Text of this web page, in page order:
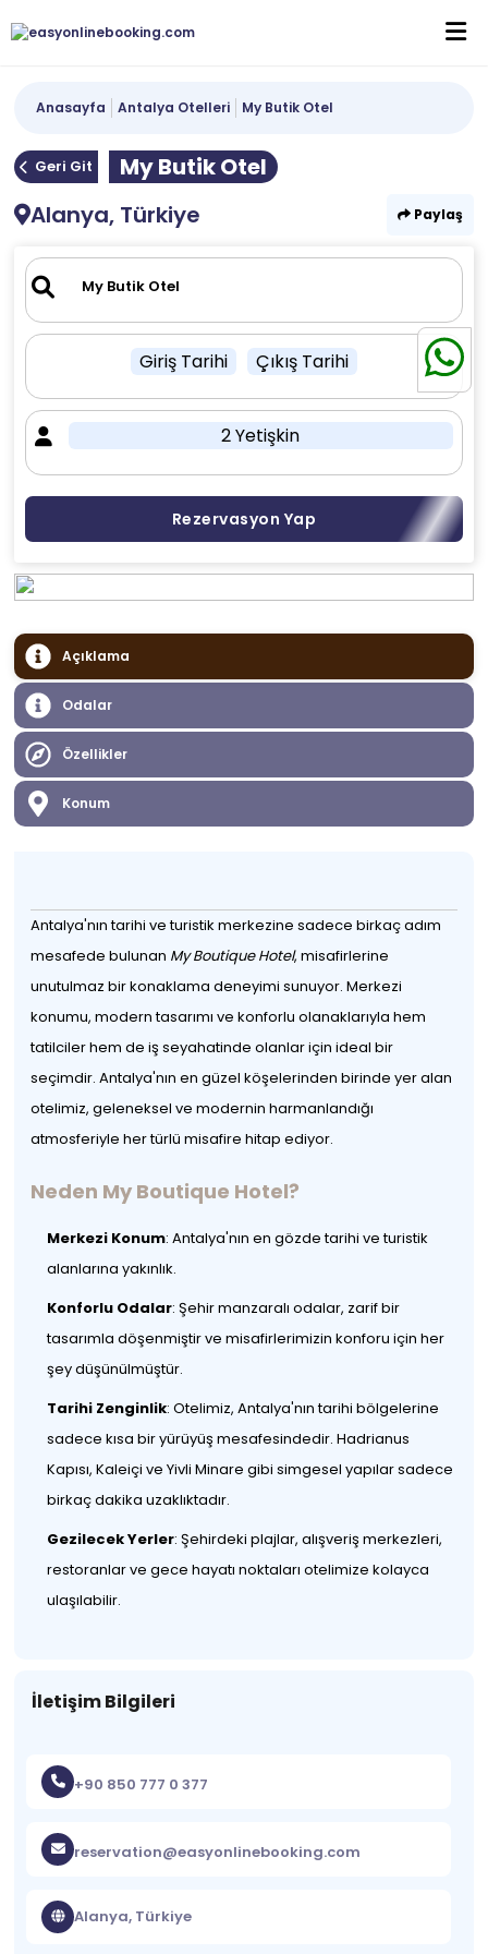
Anasayfa Antalya Otelleri My Butik Otel
Geri Git
My Butik Otel
Alanya, Türkiye
Paylaş
Giriş Tarihi Çıkış Tarihi
2 Yetişkin
Rezervasyon Yap
Açıklama
Odalar
Özellikler
Konum
Antalya'nın tarihi ve turistik merkezine sadece birkaç adım
mesafede bulunan My Boutique Hotel, misafirlerine
unutulmaz bir konaklama deneyimi sunuyor. Merkezi
konumu, modern tasarımı ve konforlu olanaklarıyla hem
tatilciler hem de iş seyahatinde olanlar için ideal bir
seçimdir. Antalya'nın en güzel köşelerinden birinde yer alan
otelimiz, geleneksel ve modernin harmanlandığı
atmosferiyle her türlü misafire hitap ediyor.
Neden My Boutique Hotel?
Merkezi Konum: Antalya'nın en gözde tarihi ve turistik
alanlarına yakınlık.
Konforlu Odalar: Şehir manzaralı odalar, zarif bir
tasarımla döşenmiştir ve misafirlerimizin konforu için her
şey düşünülmüştür.
Tarihi Zenginlik: Otelimiz, Antalya'nın tarihi bölgelerine
sadece kısa bir yürüyüş mesafesindedir. Hadrianus
Kapısı, Kaleiçi ve Yivli Minare gibi simgesel yapılar sadece
birkaç dakika uzaklıktadır.
Gezilecek Yerler: Şehirdeki plajlar, alışveriş merkezleri,
restoranlar ve gece hayatı noktaları otelimize kolayca
ulaşılabilir.
İletişim Bilgileri
+90 850 777 0 377
reservation@easyonlinebooking.com
Alanya, Türkiye